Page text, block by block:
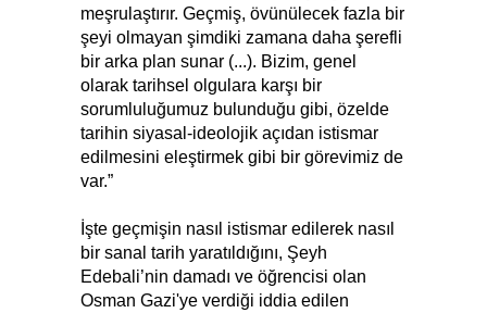
meşrulaştırır. Geçmiş, övünülecek fazla bir
şeyi olmayan şimdiki zamana daha şerefli
bir arka plan sunar (...). Bizim, genel
olarak tarihsel olgulara karşı bir
sorumluluğumuz bulunduğu gibi, özelde
tarihin siyasal-ideolojik açıdan istismar
edilmesini eleştirmek gibi bir görevimiz de
var.”
İşte geçmişin nasıl istismar edilerek nasıl
bir sanal tarih yaratıldığını, Şeyh
Edebali’nin damadı ve öğrencisi olan
Osman Gazi'ye verdiği iddia edilen